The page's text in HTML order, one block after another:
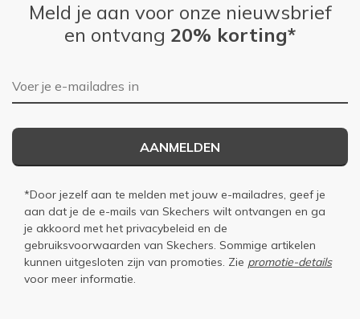
Meld je aan voor onze nieuwsbrief
en ontvang 20% korting*
E-mailadres
AANMELDEN
*Door jezelf aan te melden met jouw e-mailadres, geef je
aan dat je de e-mails van Skechers wilt ontvangen en ga
je akkoord met het privacybeleid en de
gebruiksvoorwaarden van Skechers. Sommige artikelen
kunnen uitgesloten zijn van promoties. Zie promotie-details
voor meer informatie.